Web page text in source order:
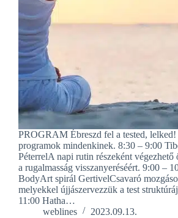
PROGRAM Ébreszd fel a tested, lelked!
programok mindenkinek. 8:30 – 9:00
PéterrelA napi rutin részeként végezhető
a rugalmasság visszanyeréséért. 9:00 –
BodyArt spirál GertivelCsavaró
melyekkel újjászervezzük a test
11:00 Hatha…
weblines
2023.09.13.